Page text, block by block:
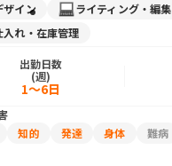
ザイン
ライティング・編集
入れ・在庫管理
出勤日数
(週)
1～6日
知的 発達 身体 難病